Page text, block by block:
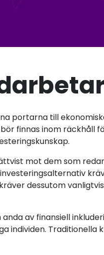
portarna till
finnas inom räckhåll
mot dem som
dessutom
av finansiell
individen. Traditionella